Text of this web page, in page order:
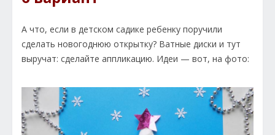
А что, если в детском садике ребенку поручили
сделать новогоднюю открытку? Ватные диски и тут
выручат: сделайте аппликацию. Идеи — вот, на фото: